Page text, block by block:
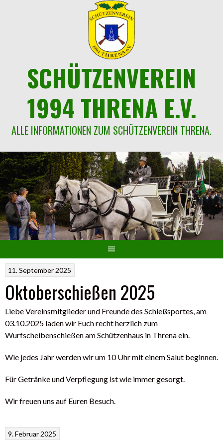
SCHÜTZENVEREIN
1994 THRENA E.V.
ALLE INFORMATIONEN ZUM SCHÜTZENVEREIN THRENA.
11. September 2025
Oktoberschießen 2025
Liebe Vereinsmitglieder und Freunde des Schießsportes, am
03.10.2025 laden wir Euch recht herzlich zum
Wurfscheibenschießen am Schützenhaus in Threna ein.
Wie jedes Jahr werden wir um 10 Uhr mit einem Salut beginnen.
Für Getränke und Verpflegung ist wie immer gesorgt.
Wir freuen uns auf Euren Besuch.
9. Februar 2025